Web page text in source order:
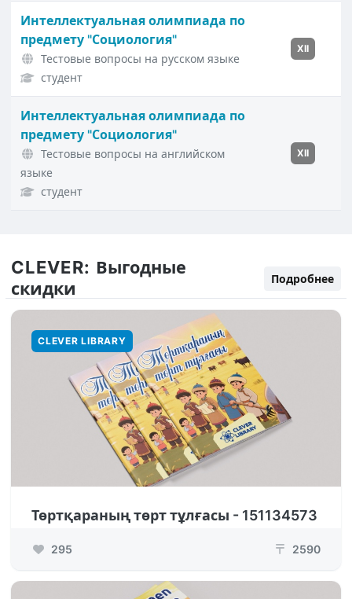
Интеллектуальная олимпиада по
предмету "Социология"
Тестовые вопросы на русском языке
студент
XII
Интеллектуальная олимпиада по
предмету "Социология"
Тестовые вопросы на английском
языке
студент
XII
CLEVER: Выгодные
скидки
Подробнее
CLEVER LIBRARY
Төртқараның төрт тұлғасы - 151134573
295 ₸ 2590